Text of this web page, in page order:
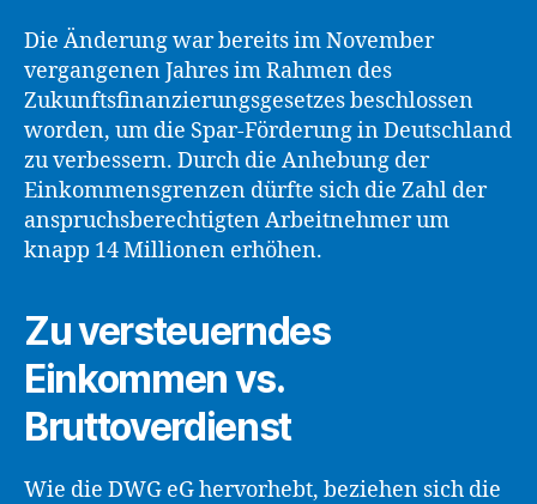
Die Änderung war bereits im November
vergangenen Jahres im Rahmen des
Zukunftsfinanzierungsgesetzes beschlossen
worden, um die Spar-Förderung in Deutschland
zu verbessern. Durch die Anhebung der
Einkommensgrenzen dürfte sich die Zahl der
anspruchsberechtigten Arbeitnehmer um
knapp 14 Millionen erhöhen.
Zu versteuerndes
Einkommen vs.
Bruttoverdienst
Wie die DWG eG hervorhebt, beziehen sich die